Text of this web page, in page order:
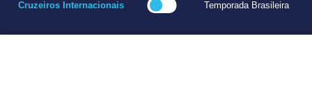
Cruzeiros Internacionais Temporada Brasileira